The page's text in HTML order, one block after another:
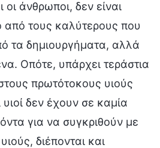
οι άνθρωποι, δεν είναι
από τους καλύτερους που
τα δημιουργήματα, αλλά
Οπότε, υπάρχει τεράστια
πρωτότοκους υιούς
δεν έχουν σε καμία
για να συγκριθούν με
διέπονται και